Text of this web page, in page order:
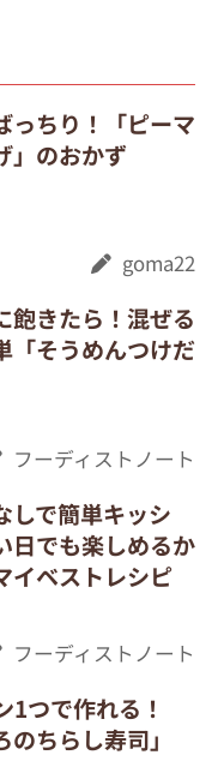
っちり！「ピーマ
」のおかず
goma22
飽きたら！混ぜる
「そうめんつけだ
フーディストノート
しで簡単キッシ
日でも楽しめるか
イベストレシピ
フーディストノート
1つで作れる！
のちらし寿司」